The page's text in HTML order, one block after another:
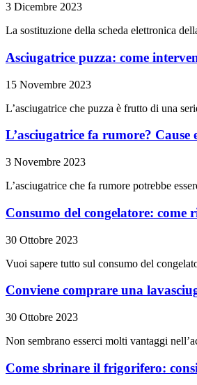
3 Dicembre 2023
La sostituzione della scheda elettronica
Asciugatrice puzza: come
15 Novembre 2023
L’asciugatrice che puzza è frutto di una
L’asciugatrice fa rumore? Cause
3 Novembre 2023
L’asciugatrice che fa rumore potrebbe
Consumo del congelatore: come
30 Ottobre 2023
Vuoi sapere tutto sul consumo del
Conviene comprare una
30 Ottobre 2023
Non sembrano esserci molti vantaggi
Come sbrinare il frigorifero: